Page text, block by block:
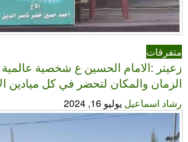
متفرقات
زعيتر :الامام الحسين ع شخصية
الزمان والمكان لتحضر في كل ميادين
رشاد اسماعيل يوليو 16, 2024